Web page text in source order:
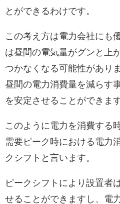
とができるわけです。
この考え方は電力会社にも
は昼間の電気量がグンと上
つかなくなる可能性があり
昼間の電力消費量を減らす
を安定させることができます
このように電力を消費する
需要ピーク時における電力
クシフトと言います。
ピークシフトにより設置者
せることができますし、電